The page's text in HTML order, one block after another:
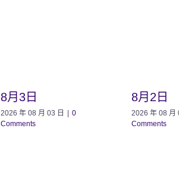
8月3日
2026 年 08 月 03 日
0
Comments
8月2日
2026 年 08 月
Comments